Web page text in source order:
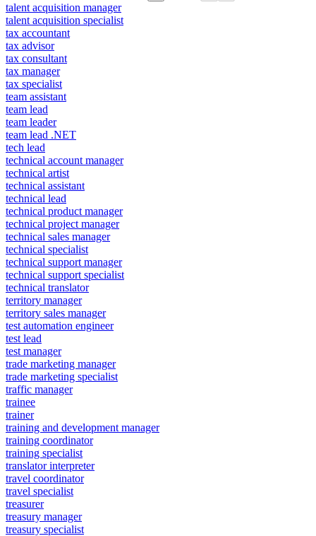
talent acquisition manager
talent acquisition specialist
tax accountant
tax advisor
tax consultant
tax manager
tax specialist
team assistant
team lead
team leader
team lead .NET
tech lead
technical account manager
technical artist
technical assistant
technical lead
technical product manager
technical project manager
technical sales manager
technical specialist
technical support manager
technical support specialist
technical translator
territory manager
territory sales manager
test automation engineer
test lead
test manager
trade marketing manager
trade marketing specialist
traffic manager
trainee
trainer
training and development manager
training coordinator
training specialist
translator interpreter
travel coordinator
travel specialist
treasurer
treasury manager
treasury specialist